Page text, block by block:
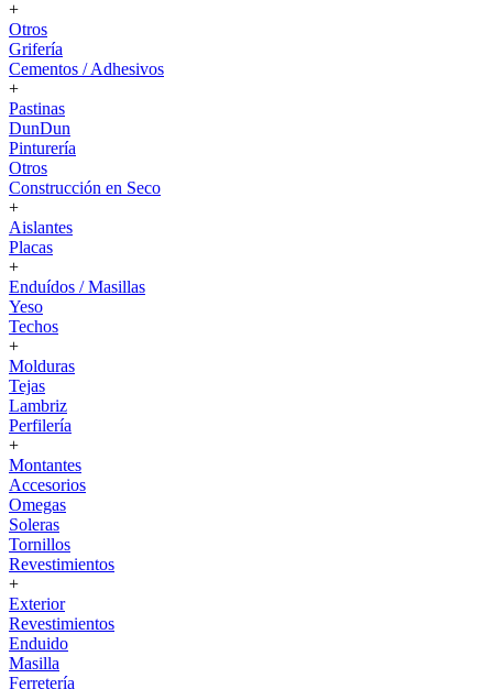
+
Otros
Grifería
Cementos / Adhesivos
+
Pastinas
DunDun
Pinturería
Otros
Construcción en Seco
+
Aislantes
Placas
+
Enduídos / Masillas
Yeso
Techos
+
Molduras
Tejas
Lambriz
Perfilería
+
Montantes
Accesorios
Omegas
Soleras
Tornillos
Revestimientos
+
Exterior
Revestimientos
Enduido
Masilla
Ferretería